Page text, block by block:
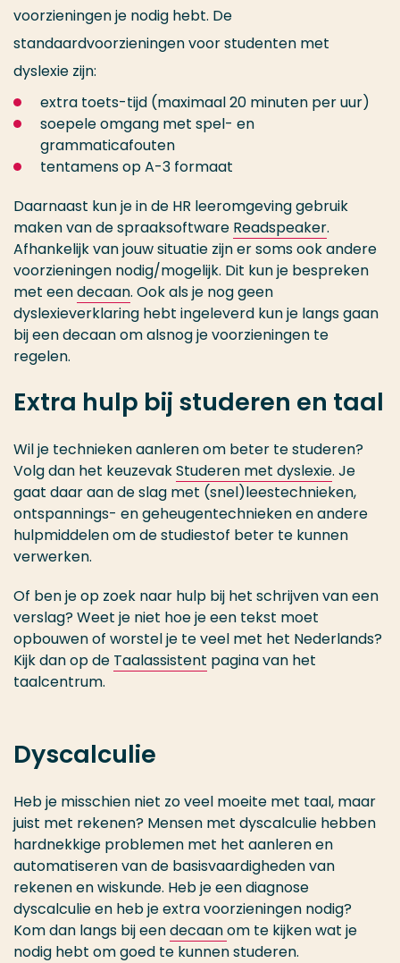
voorzieningen je nodig hebt. De
standaardvoorzieningen voor studenten met
dyslexie zijn:
extra toets-tijd (maximaal 20 minuten per uur)
soepele omgang met spel- en
grammaticafouten
tentamens op A-3 formaat
Daarnaast kun je in de HR leeromgeving gebruik
maken van de spraaksoftware Readspeaker.
Afhankelijk van jouw situatie zijn er soms ook andere
voorzieningen nodig/mogelijk. Dit kun je bespreken
met eendecaan. Ook als je nog geen
dyslexieverklaring hebt ingeleverd kun je langs gaan
bij een decaan om alsnog je voorzieningen te
regelen.
Extra hulp bij studeren en taal
Wil je technieken aanleren om beter te studeren?
Volg dan het keuzevakStuderen met dyslexie. Je
gaat daar aan de slag met (snel)leestechnieken,
ontspannings- en geheugentechnieken en andere
hulpmiddelen om de studiestof beter te kunnen
verwerken.
Of ben je op zoek naar hulp bij het schrijven van een
verslag?Weet je niet hoe je een tekst moet
opbouwen of worstel je te veel met het Nederlands?
Kijk dan op de Taalassistent pagina van het
taalcentrum.
Dyscalculie
Heb je misschien niet zo veel moeite met taal, maar
juist met rekenen? Mensen met dyscalculie hebben
hardnekkige problemen met het aanleren en
automatiseren van de basisvaardigheden van
rekenen en wiskunde. Heb je een diagnose
dyscalculie en heb je extra voorzieningen nodig?
Kom dan langs bij eendecaanom te kijken wat je
nodig hebt om goed te kunnen studeren.